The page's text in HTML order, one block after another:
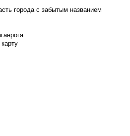
города с забытым названием